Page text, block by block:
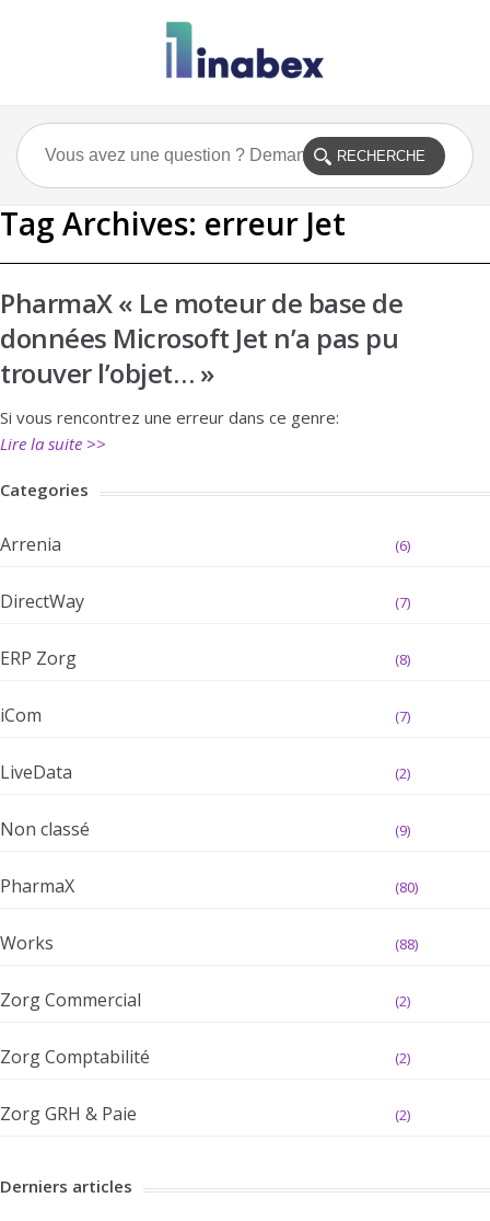
Tag Archives: erreur Jet
PharmaX « Le moteur de base de
données Microsoft Jet n’a pas pu
trouver l’objet… »
Si vous rencontrez une erreur dans ce genre:
Lire la suite >>
Categories
Arrenia (6)
DirectWay (7)
ERP Zorg (8)
iCom (7)
LiveData (2)
Non classé (9)
PharmaX (80)
Works (88)
Zorg Commercial (2)
Zorg Comptabilité (2)
Zorg GRH & Paie (2)
Derniers articles